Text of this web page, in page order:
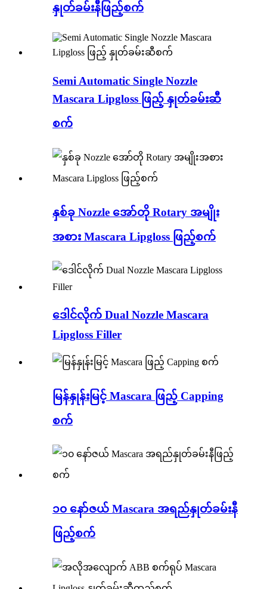
နှုတ်ခမ်းနီဖြည့်စက်
Semi Automatic Single Nozzle
Mascara Lipgloss ဖြည့် နှုတ်ခမ်းဆီ
စက်
နှစ်ခု Nozzle အော်တို Rotary အမျိုး
အစား Mascara Lipgloss ဖြည့်စက်
ဒေါင်လိုက် Dual Nozzle Mascara
Lipgloss Filler
မြန်နှုန်းမြင့် Mascara ဖြည့် Capping
စက်
၁၀ နော်ဇယ် Mascara အရည်နှုတ်ခမ်းနီ
ဖြည့်စက်